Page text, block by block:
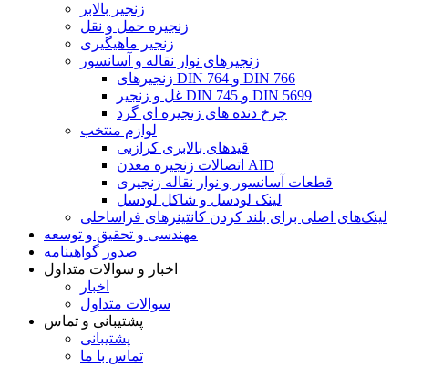
زنجیر بالابر
زنجیره حمل و نقل
زنجیر ماهیگیری
زنجیرهای نوار نقاله و آسانسور
زنجیرهای DIN 764 و DIN 766
غل و زنجیر DIN 745 و DIN 5699
چرخ دنده های زنجیره ای گرد
لوازم منتخب
قیدهای بالابری کرازبی
اتصالات زنجیره معدن AID
قطعات آسانسور و نوار نقاله زنجیری
لینک لودسل و شاکل لودسل
لینک‌های اصلی برای بلند کردن کانتینرهای فراساحلی
مهندسی و تحقیق و توسعه
صدور گواهینامه
اخبار و سوالات متداول
اخبار
سوالات متداول
پشتیبانی و تماس
پشتیبانی
تماس با ما